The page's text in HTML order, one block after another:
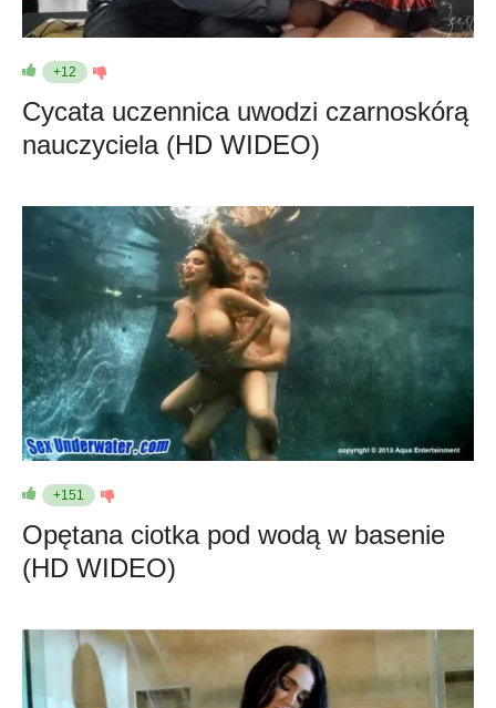
+12
Cycata uczennica uwodzi czarnoskórą
nauczyciela (HD WIDEO)
+151
Opętana ciotka pod wodą w basenie
(HD WIDEO)